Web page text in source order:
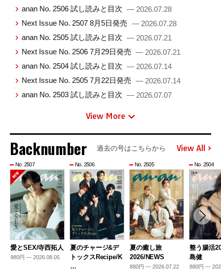
anan No. 2506 試し読みと目次 — 2026.07.28
Next Issue No. 2507 8月5日発売 — 2026.07.28
anan No. 2505 試し読みと目次 — 2026.07.21
Next Issue No. 2506 7月29日発売 — 2026.07.21
anan No. 2504 試し読みと目次 — 2026.07.14
Next Issue No. 2505 7月22日発売 — 2026.07.14
anan No. 2503 試し読みと目次 — 2026.07.07
View More
Backnumber 過去の号はこちらから View All
No. 2507
愛とSEX/寺西拓人
980円 — 2026.08.05
No. 2506
夏のチャージ&デ
トックスRecipe/K
…
No. 2505
夏の癒し旅
2026/NEWS
880円 — 2026.07.22
No. 2504
整う腸活
島健
880円 —